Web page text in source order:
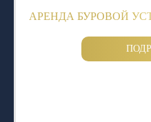
АРЕНДА БУРОВОЙ